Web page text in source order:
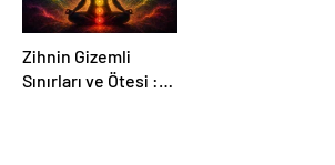
Zihnin Gizemli
Sınırları ve Ötesi :